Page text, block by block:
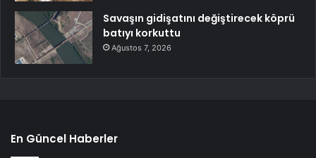
Savaşın gidişatını değiştirecek köprü
batıyı korkuttu
Ağustos 7, 2026
En Güncel Haberler